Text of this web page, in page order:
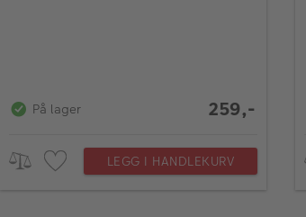
På lager 259,-
LEGG I HANDLEKURV